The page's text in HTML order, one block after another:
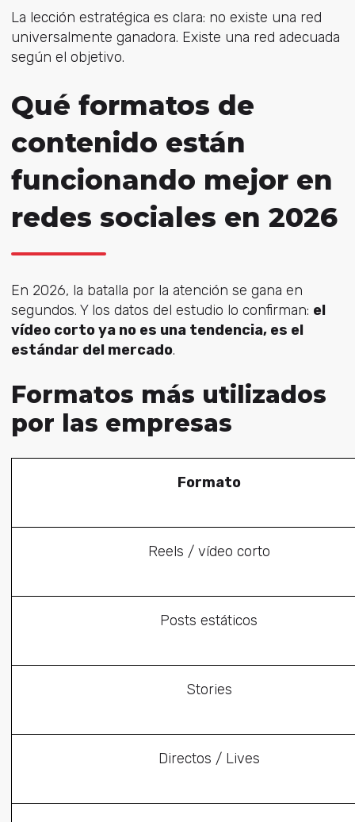
La lección estratégica es clara: no existe una red
universalmente ganadora. Existe una red adecuada
según el objetivo.
Qué formatos de
contenido están
funcionando mejor en
redes sociales en 2026
En 2026, la batalla por la atención se gana en
segundos. Y los datos del estudio lo confirman: el
vídeo corto ya no es una tendencia, es el
estándar del mercado.
Formatos más utilizados
por las empresas
Formato
Reels / vídeo corto
Posts estáticos
Stories
Directos / Lives